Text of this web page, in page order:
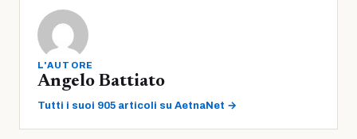
L'AUTORE
Angelo Battiato
Tutti i suoi 905 articoli su AetnaNet →